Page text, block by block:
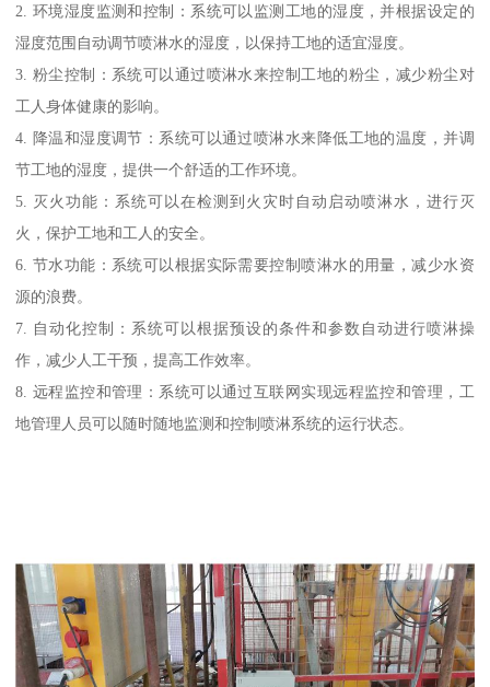
2. 环境湿度监测和控制：系统可以监测工地的湿度，并根据设定的
湿度范围自动调节喷淋水的湿度，以保持工地的适宜湿度。
3. 粉尘控制：系统可以通过喷淋水来控制工地的粉尘，减少粉尘对
工人身体健康的影响。
4. 降温和湿度调节：系统可以通过喷淋水来降低工地的温度，并调
节工地的湿度，提供一个舒适的工作环境。
5. 灭火功能：系统可以在检测到火灾时自动启动喷淋水，进行灭
火，保护工地和工人的安全。
6. 节水功能：系统可以根据实际需要控制喷淋水的用量，减少水资
源的浪费。
7. 自动化控制：系统可以根据预设的条件和参数自动进行喷淋操
作，减少人工干预，提高工作效率。
8. 远程监控和管理：系统可以通过互联网实现远程监控和管理，工
地管理人员可以随时随地监测和控制喷淋系统的运行状态。